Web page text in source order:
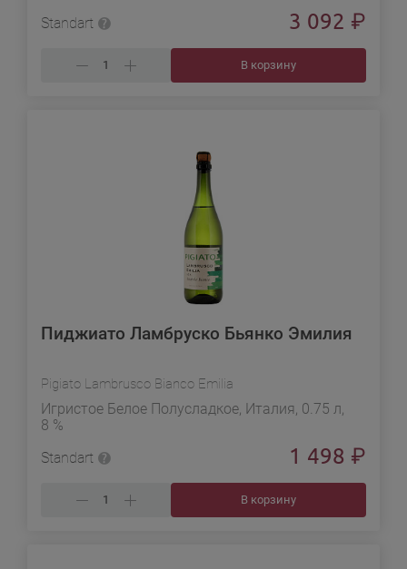
Standart
3 092 ₽
В корзину
Пиджиато Ламбруско Бьянко Эмилия
Pigiato Lambrusco Bianco Emilia
Игристое Белое Полусладкое, Италия, 0.75 л,
8 %
Standart
1 498 ₽
В корзину